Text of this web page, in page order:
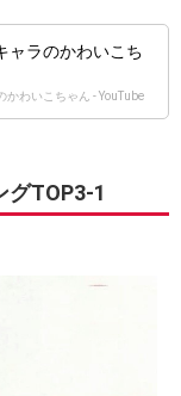
ャラのかわいこち
わいこちゃん - YouTube
グTOP3-1